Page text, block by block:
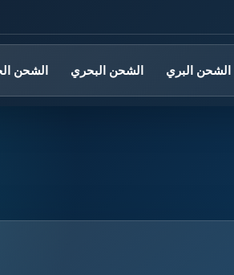
الشحن البري الشحن البحري الشحن